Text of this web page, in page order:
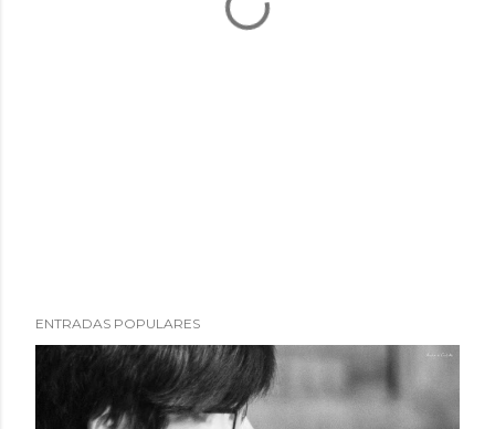
ENTRADAS POPULARES